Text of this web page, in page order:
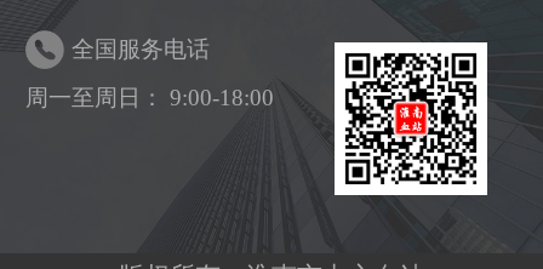
全国服务电话
周一至周日： 9:00-18:00